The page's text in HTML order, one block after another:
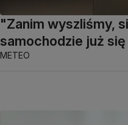
"Zanim wyszliśmy,
samochodzie już się
METEO